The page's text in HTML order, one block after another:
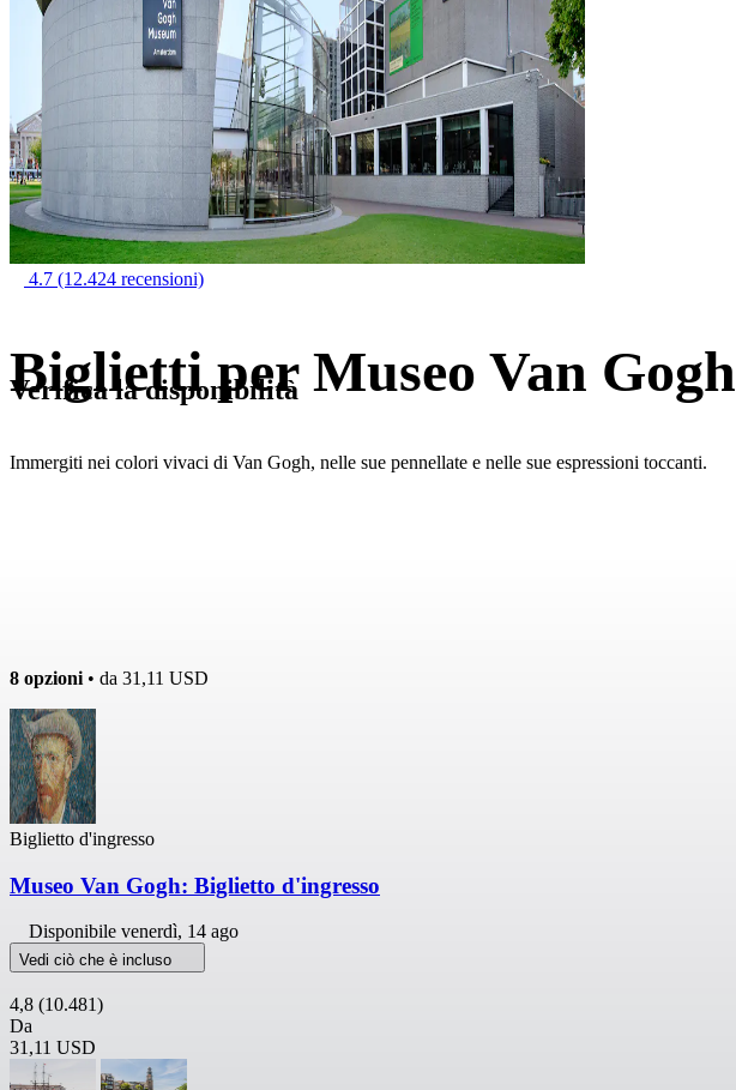
4.7 (12.424 recensioni)
Biglietti per Museo Van Gogh
Immergiti nei colori vivaci di Van Gogh, nelle sue pennellate e nelle sue espressioni toccanti.
Verifica la disponibilità
8 opzioni • da 31,11 USD
Biglietto d'ingresso
Museo Van Gogh: Biglietto d'ingresso
Disponibile venerdì, 14 ago
Vedi ciò che è incluso
4,8 (10.481)
Da
31,11 USD